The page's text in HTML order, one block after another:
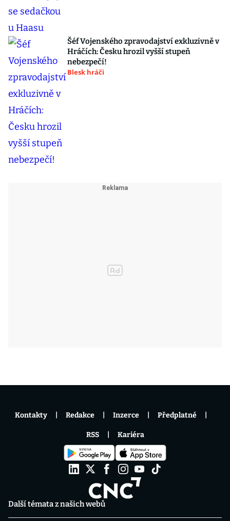
Šéf Vojenského zpravodajství exkluzivně v
Hráčích: Česku hrozil vyšší stupeň
nebezpečí!
Blesk hráči
Další témata z našich webů
Kontakty Redakce Inzerce Předplatné
RSS Kariéra